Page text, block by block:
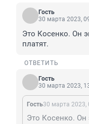
Гость
30 марта 2023,
Это Косенко. Он
платят.
ОТВЕТИТЬ
Гость
30 марта 2023,
Гость30 марта 2023,